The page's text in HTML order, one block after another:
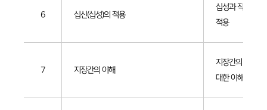
6 십신(십성)의 적용
십성과 직업 및
적용
7 지장간의 이해
지장간의 구조와
대한 이해